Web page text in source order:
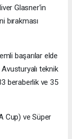
Glasner'in
bırakması
başarılar elde
teknik
beraberlik ve 35
Cup) ve Süper